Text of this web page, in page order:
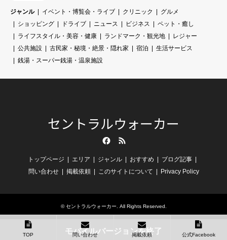
ジャンル イベント・博覧会・ライブ クリニック
グルメ
ショッピング
ドライブ ニュース ビジネス
ペット・癒し
ライフスタイル・美容・健康
ランドマーク・観光地
レジャー
公共施設
古民家・秘境・絶景・隠れ家 宿泊
生活サービス
銭湯・スーパー銭湯・温泉施設
セントラルウォーカー
トップページ エリア ジャンル おすすめ
ブログ記事
問い合わせ
掲載依頼 このサイトについて Privacy Policy
©セントラルウォーカー . All Rights Reserved.
TOP 問い合わせ 掲載依頼 公式Facebook
モバイルバージョンを終了